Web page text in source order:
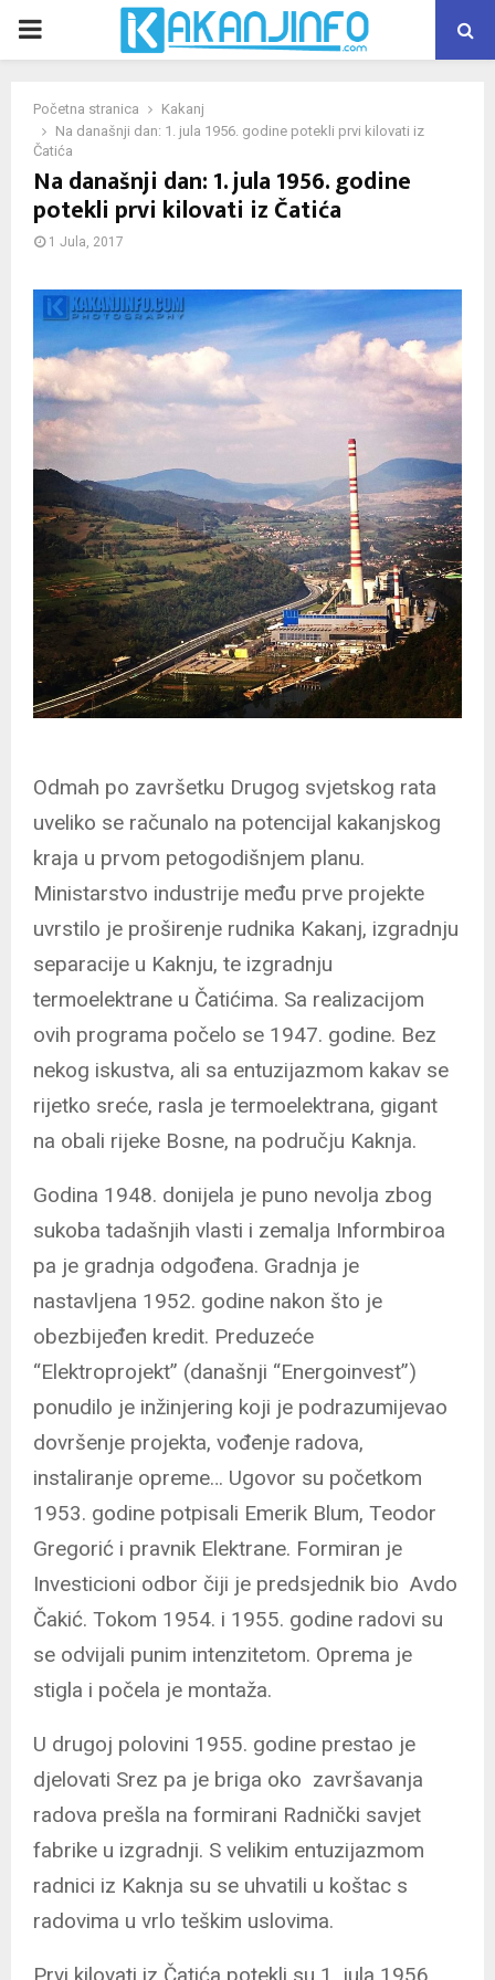
PRIMARY
Početna stranica
Kakanj
Na današnji dan: 1. jula 1956. godine potekli prvi kilovati iz
Čatića
Na današnji dan: 1. jula 1956. godine
potekli prvi kilovati iz Čatića
1 Jula, 2017
Odmah po završetku Drugog svjetskog rata
uveliko se računalo na potencijal kakanjskog
kraja u prvom petogodišnjem planu.
Ministarstvo industrije među prve projekte
uvrstilo je proširenje rudnika Kakanj, izgradnju
separacije u Kaknju, te izgradnju
termoelektrane u Čatićima. Sa realizacijom
ovih programa počelo se 1947. godine. Bez
nekog iskustva, ali sa entuzijazmom kakav se
rijetko sreće, rasla je termoelektrana, gigant
na obali rijeke Bosne, na području Kaknja.
Godina 1948. donijela je puno nevolja zbog
sukoba tadašnjih vlasti i zemalja Informbiroa
pa je gradnja odgođena. Gradnja je
nastavljena 1952. godine nakon što je
obezbijeđen kredit. Preduzeće
“Elektroprojekt” (današnji “Energoinvest”)
ponudilo je inžinjering koji je podrazumijevao
dovršenje projekta, vođenje radova,
instaliranje opreme… Ugovor su početkom
1953. godine potpisali Emerik Blum, Teodor
Gregorić i pravnik Elektrane. Formiran je
Investicioni odbor čiji je predsjednik bio Avdo
Čakić. Tokom 1954. i 1955. godine radovi su
se odvijali punim intenzitetom. Oprema je
stigla i počela je montaža.
U drugoj polovini 1955. godine prestao je
djelovati Srez pa je briga oko završavanja
radova prešla na formirani Radnički savjet
fabrike u izgradnji. S velikim entuzijazmom
radnici iz Kaknja su se uhvatili u koštac s
radovima u vrlo teškim uslovima.
Prvi kilovati iz Čatića potekli su 1. jula 1956.